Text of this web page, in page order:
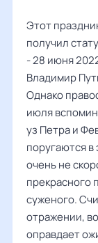
Этот
получил
- 28 июня
Владимир
Однако
июля
уз Петра и
поругаются в
очень не
прекрасного
суженого.
отражении,
оправдает